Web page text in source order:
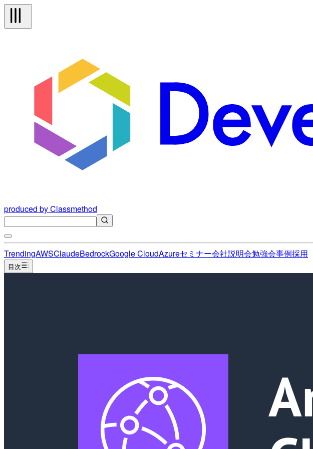
produced by Classmethod
TrendingAWSClaudeBedrockGoogle CloudAzureセミナー会社説明会勉強会事例採用
目次